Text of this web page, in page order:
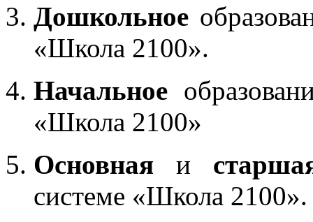
Дошкольное
«Школа 2100».
Начальное
«Школа 2100»
Основная и
системе «Школа 2100».